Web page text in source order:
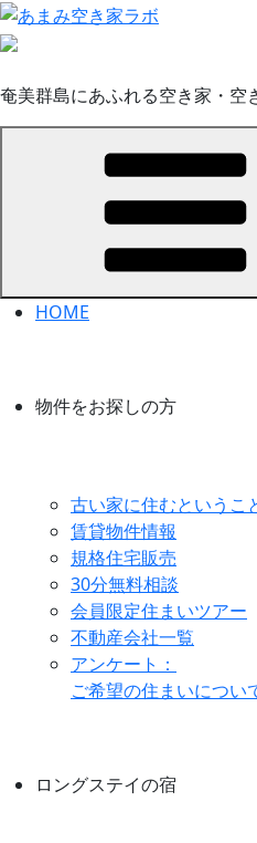
コ
ン
ン
奄美群島にあふれる空き家・空
HOME
物件をお探しの方
古い家に住むというこ
賃貸物件情報
規格住宅販売
30分無料相談
会員限定住まいツアー
不動産会社一覧
アンケート：
ご希望の住まいについ
ロングステイの宿